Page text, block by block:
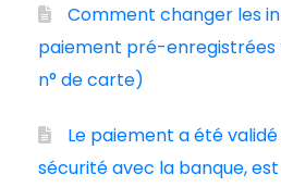
Comment changer les
paiement pré-enregistrées
n° de carte)
Le paiement a été
sécurité avec la banque,